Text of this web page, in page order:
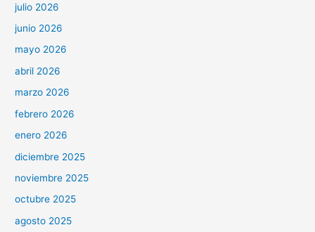
julio 2026
junio 2026
mayo 2026
abril 2026
marzo 2026
febrero 2026
enero 2026
diciembre 2025
noviembre 2025
octubre 2025
agosto 2025